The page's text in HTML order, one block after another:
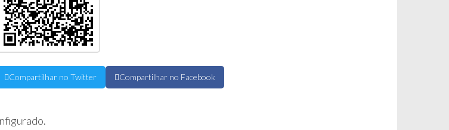
Compartilhar no Twitter Compartilhar no Facebook